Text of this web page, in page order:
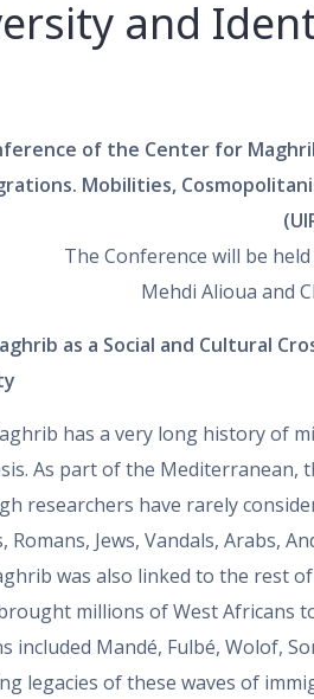
and
of the Center for
Mobilities,
The Conference will be
Mehdi Alioua and
as a Social and Cultural
has a very long history of
As part of the Mediterranean,
researchers have rarely
Romans, Jews, Vandals, Arabs,
was also linked to the rest
millions of West Africans
included Mandé, Fulbé, Wolof,
legacies of these waves of